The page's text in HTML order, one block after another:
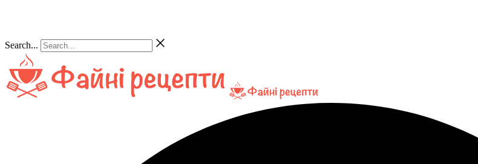
Search...